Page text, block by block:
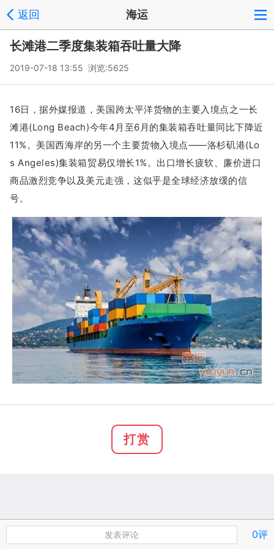
返回 海运
长滩港二季度集装箱吞吐量大降
2019-07-18 13:55 浏览:5625
16日，据外媒报道 ， 美国跨太平洋货物的主要入境点之一长
滩港(Long Beach)今年4月至6月的集装箱吞吐量同比下降近
11%。美国西海岸的另一个主要货物入境点——洛杉矶港(Lo
s Angeles)集装箱贸易仅增长1%。 出口增长疲软、廉价进口
商品激烈竞争以及美元走强，这似乎是全球经济放缓的信
号。
打赏
发表评论 0评